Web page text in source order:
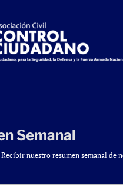
Semanal
nuestro resumen semanal de